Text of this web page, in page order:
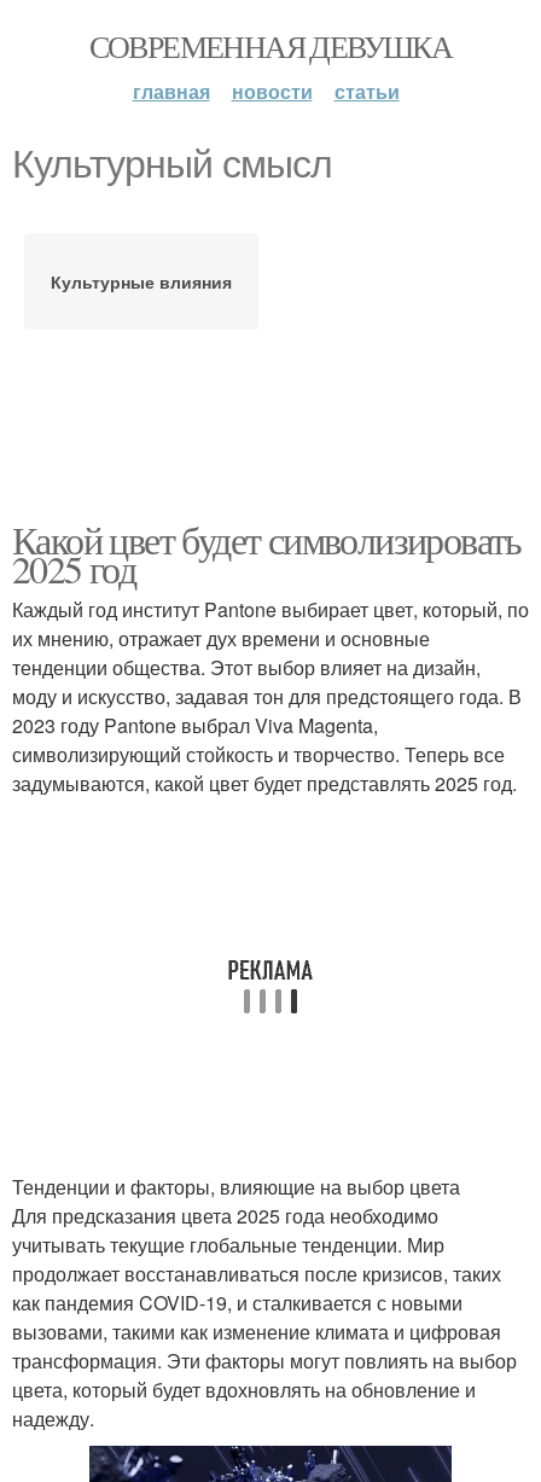
СОВРЕМЕННАЯ ДЕВУШКА
главная новости статьи
Культурный смысл
Культурные влияния
Какой цвет будет символизировать
2025 год
Каждый год институт Pantone выбирает цвет, который, по
их мнению, отражает дух времени и основные
тенденции общества. Этот выбор влияет на дизайн,
моду и искусство, задавая тон для предстоящего года. В
2023 году Pantone выбрал Viva Magenta,
символизирующий стойкость и творчество. Теперь все
задумываются, какой цвет будет представлять 2025 год.
Тенденции и факторы, влияющие на выбор цвета
Для предсказания цвета 2025 года необходимо
учитывать текущие глобальные тенденции. Мир
продолжает восстанавливаться после кризисов, таких
как пандемия COVID-19, и сталкивается с новыми
вызовами, такими как изменение климата и цифровая
трансформация. Эти факторы могут повлиять на выбор
цвета, который будет вдохновлять на обновление и
надежду.